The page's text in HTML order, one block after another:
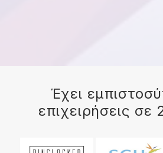
Έχει
επιχειρήσεις